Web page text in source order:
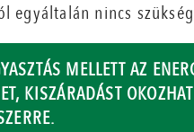
egyáltalán nincs
MELLETT AZ
KISZÁRADÁST